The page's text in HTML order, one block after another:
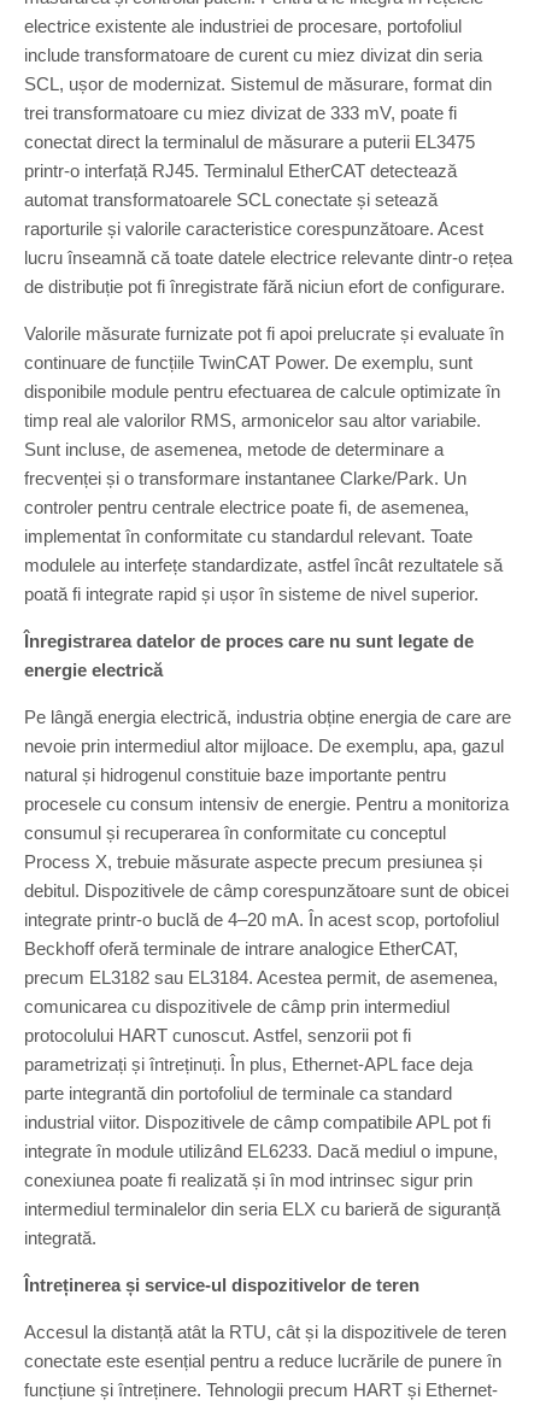
electrice existente ale industriei de procesare, portofoliul
include transformatoare de curent cu miez divizat din seria
SCL, ușor de modernizat. Sistemul de măsurare, format din
trei transformatoare cu miez divizat de 333 mV, poate fi
conectat direct la terminalul de măsurare a puterii EL3475
printr-o interfață RJ45. Terminalul EtherCAT detectează
automat transformatoarele SCL conectate și setează
raporturile și valorile caracteristice corespunzătoare. Acest
lucru înseamnă că toate datele electrice relevante dintr-o rețea
de distribuție pot fi înregistrate fără niciun efort de configurare.
Valorile măsurate furnizate pot fi apoi prelucrate și evaluate în
continuare de funcțiile TwinCAT Power. De exemplu, sunt
disponibile module pentru efectuarea de calcule optimizate în
timp real ale valorilor RMS, armonicelor sau altor variabile.
Sunt incluse, de asemenea, metode de determinare a
frecvenței și o transformare instantanee Clarke/Park. Un
controler pentru centrale electrice poate fi, de asemenea,
implementat în conformitate cu standardul relevant. Toate
modulele au interfețe standardizate, astfel încât rezultatele să
poată fi integrate rapid și ușor în sisteme de nivel superior.
Înregistrarea datelor de proces care nu sunt legate de
energie electrică
Pe lângă energia electrică, industria obține energia de care are
nevoie prin intermediul altor mijloace. De exemplu, apa, gazul
natural și hidrogenul constituie baze importante pentru
procesele cu consum intensiv de energie. Pentru a monitoriza
consumul și recuperarea în conformitate cu conceptul
Process X, trebuie măsurate aspecte precum presiunea și
debitul. Dispozitivele de câmp corespunzătoare sunt de obicei
integrate printr-o buclă de 4–20 mA. În acest scop, portofoliul
Beckhoff oferă terminale de intrare analogice EtherCAT,
precum EL3182 sau EL3184. Acestea permit, de asemenea,
comunicarea cu dispozitivele de câmp prin intermediul
protocolului HART cunoscut. Astfel, senzorii pot fi
parametrizați și întreținuți. În plus, Ethernet-APL face deja
parte integrantă din portofoliul de terminale ca standard
industrial viitor. Dispozitivele de câmp compatibile APL pot fi
integrate în module utilizând EL6233. Dacă mediul o impune,
conexiunea poate fi realizată și în mod intrinsec sigur prin
intermediul terminalelor din seria ELX cu barieră de siguranță
integrată.
Întreținerea și service-ul dispozitivelor de teren
Accesul la distanță atât la RTU, cât și la dispozitivele de teren
conectate este esențial pentru a reduce lucrările de punere în
funcțiune și întreținere. Tehnologii precum HART și Ethernet-